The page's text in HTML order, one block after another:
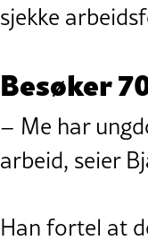
sjekke
Besøker
– Me har
arbeid, seier
Han fortel at